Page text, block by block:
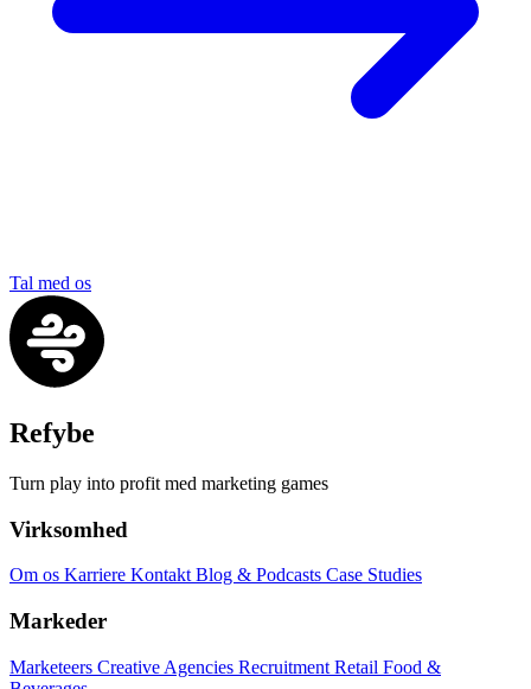
Tal med os
Refybe
Turn play into profit med marketing games
Virksomhed
Om os Karriere KontaktBlog & Podcasts Case Studies
Markeder
Marketeers Creative Agencies Recruitment Retail Food &